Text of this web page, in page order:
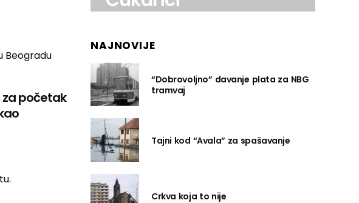
Beogradu
za početak
NAJNOVIJE
“Dobrovoljno” davanje plata za NBG
tramvaj
Tajni kod “Avala” za spašavanje
Crkva koja to nije